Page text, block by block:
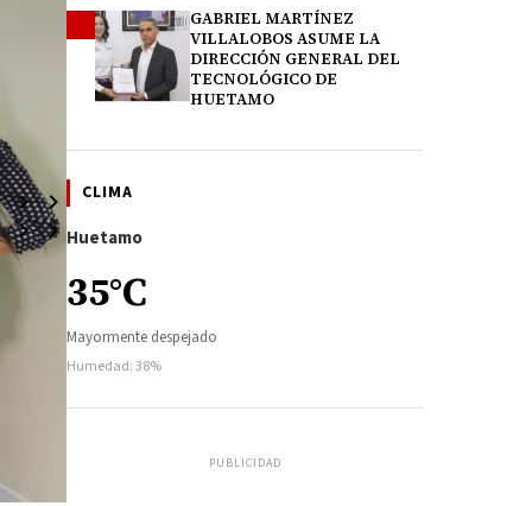
GABRIEL MARTÍNEZ
VILLALOBOS ASUME LA
DIRECCIÓN GENERAL DEL
TECNOLÓGICO DE
HUETAMO
CLIMA
Huetamo
35°C
Mayormente despejado
Humedad: 38%
PUBLICIDAD